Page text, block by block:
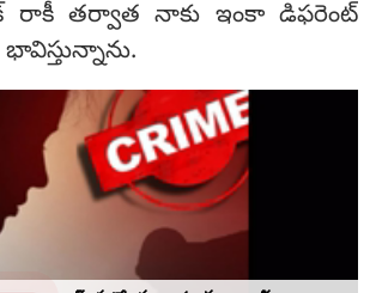
రాకీ తర్వాత నాకు ఇంకా డిఫరెంట్